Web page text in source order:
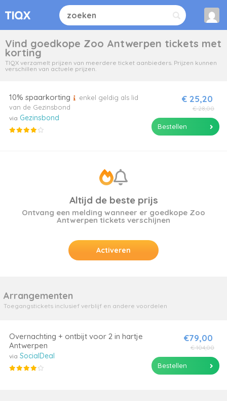
Vind goedkope Zoo Antwerpen tickets met
korting
TIQX verzamelt prijzen van meerdere ticket aanbieders. Prijzen kunnen
verschillen van actuele prijzen.
10% spaarkorting
enkel geldig als lid
van de Gezinsbond
via Gezinsbond
€ 25,20
€ 28,00
Bestellen
Altijd de beste prijs
Ontvang een melding wanneer er goedkope Zoo
Antwerpen tickets verschijnen
Activeren
Arrangementen
Toegangstickets inclusief verblijf en andere voordelen
Overnachting + ontbijt voor 2 in hartje
Antwerpen
via SocialDeal
€79,00
€ 104,00
Bestellen